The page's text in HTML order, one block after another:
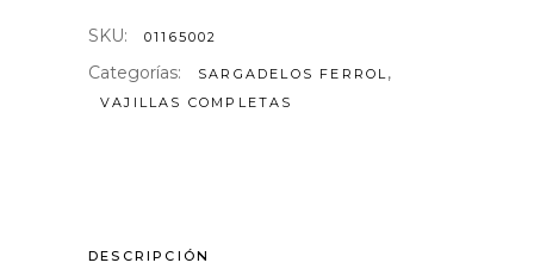
SKU: 01165002
Categorías: SARGADELOS FERROL,
VAJILLAS COMPLETAS
DESCRIPCIÓN